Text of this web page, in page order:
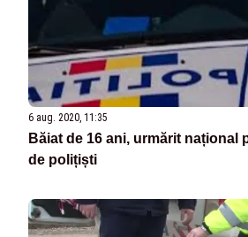
6 aug. 2020, 11:35
Băiat de 16 ani, urmărit național
de polițiști